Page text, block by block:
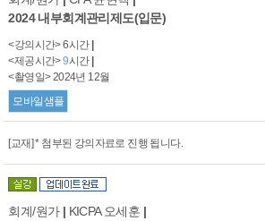
2024 내부회계관리제도(입문)
<강의시간> 6시간
<제공시간>9시간
<촬영일> 2024년 12월
모바일샘플
[교재] * 첨부된 강의자료로 진행 됩니다.
회계/원가 | KICPA 오세훈 |